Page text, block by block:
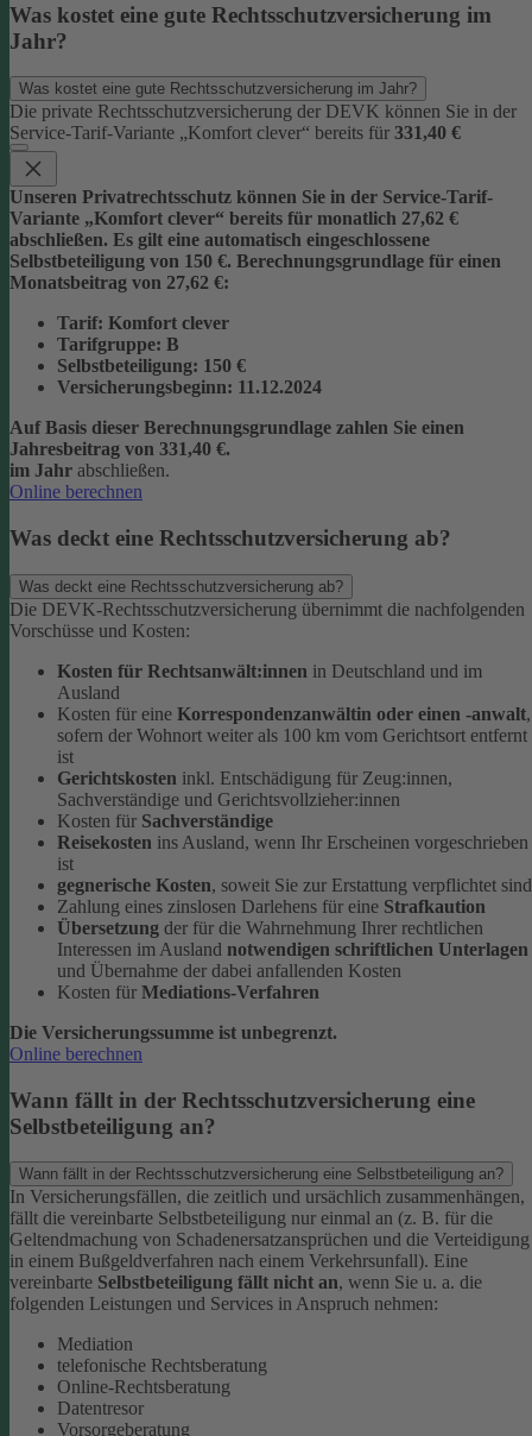
Was kostet eine gute Rechtsschutzversicherung im
Jahr?
Was kostet eine gute Rechtsschutzversicherung im Jahr?
Die private Rechtsschutzversicherung der DEVK können Sie in der
Service-Tarif-Variante „Komfort clever“ bereits für 331,40 €
Unseren Privatrechtsschutz können Sie in der Service-Tarif-
Variante „Komfort clever“ bereits für monatlich 27,62 €
abschließen. Es gilt eine automatisch eingeschlossene
Selbstbeteiligung von 150 €. Berechnungsgrundlage für einen
Monatsbeitrag von 27,62 €:
Tarif: Komfort clever
Tarifgruppe: B
Selbstbeteiligung: 150 €
Versicherungsbeginn: 11.12.2024
Auf Basis dieser Berechnungsgrundlage zahlen Sie einen
Jahresbeitrag von 331,40 €.
im Jahr abschließen.
Online berechnen
Was deckt eine Rechtsschutzversicherung ab?
Was deckt eine Rechtsschutzversicherung ab?
Die DEVK-Rechtsschutzversicherung übernimmt die nachfolgenden
Vorschüsse und Kosten:
Kosten für Rechtsanwält:innen in Deutschland und im
Ausland
Kosten für eine Korrespondenzanwältin oder einen -anwalt,
sofern der Wohnort weiter als 100 km vom Gerichtsort entfernt
ist
Gerichtskosten inkl. Entschädigung für Zeug:innen,
Sachverständige und Gerichtsvollzieher:innen
Kosten für Sachverständige
Reisekosten ins Ausland, wenn Ihr Erscheinen vorgeschrieben
ist
gegnerische Kosten, soweit Sie zur Erstattung verpflichtet sind
Zahlung eines zinslosen Darlehens für eine Strafkaution
Übersetzung der für die Wahrnehmung Ihrer rechtlichen
Interessen im Ausland notwendigen schriftlichen Unterlagen
und Übernahme der dabei anfallenden Kosten
Kosten für Mediations-Verfahren
Die Versicherungssumme ist unbegrenzt.
Online berechnen
Wann fällt in der Rechtsschutzversicherung eine
Selbstbeteiligung an?
Wann fällt in der Rechtsschutzversicherung eine Selbstbeteiligung an?
In Versicherungsfällen, die zeitlich und ursächlich zusammenhängen,
fällt die vereinbarte Selbstbeteiligung nur einmal an (z. B. für die
Geltendmachung von Schadenersatzansprüchen und die Verteidigung
in einem Bußgeldverfahren nach einem Verkehrsunfall). Eine
vereinbarte Selbstbeteiligung fällt nicht an, wenn Sie u. a. die
folgenden Leistungen und Services in Anspruch nehmen:
Mediation
telefonische Rechtsberatung
Online-Rechtsberatung
Datentresor
Vorsorgeberatung